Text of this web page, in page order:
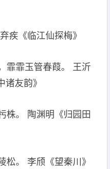
疾《临江仙探梅》
霏霏玉管春葭。 王沂
友韵》
株。 陶渊明《归园田
松。 李颀《望秦川》